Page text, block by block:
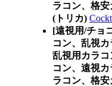
ラコン、格
(トリカ)
[遠視用/チョ
コン、乱視
乱視用カラ
コン、遠視
ラコン、格